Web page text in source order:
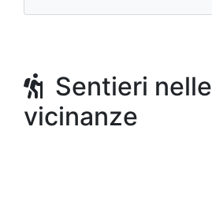
Sentieri nelle
vicinanze